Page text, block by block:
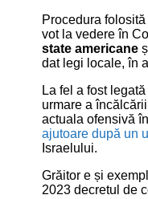
Procedura
vot la vedere în
state americane
dat legi locale, în
La fel a fost
urmare a
actuala ofensivă
ajutoare după un
Israelului.
Grăitor e și
2023 decretul de